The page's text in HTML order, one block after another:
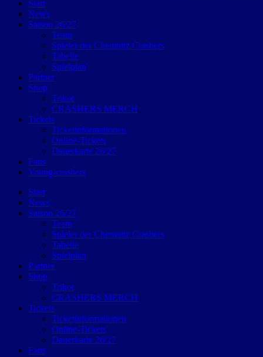
Start
News
Saison 26/27
Team
Spieler der Chemnitz Crashers
Tabelle
Spielplan
Partner
Shop
Trikot
CRASHERS MERCH
Tickets
Ticketinformationen
Online-Tickets
Dauerkarte 26/27
Fans
Young-crashers
Start
News
Saison 26/27
Team
Spieler der Chemnitz Crashers
Tabelle
Spielplan
Partner
Shop
Trikot
CRASHERS MERCH
Tickets
Ticketinformationen
Online-Tickets
Dauerkarte 26/27
Fans